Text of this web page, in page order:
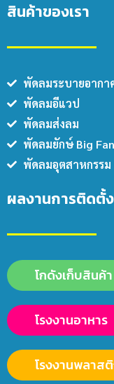
สินค้าของเรา
พัดลมระบายอากา
พัดลมอีแวป
พัดลมส่งลม
พัดลมยักษ์ Big Fan
พัดลมอุตสาหกรรม
ผลงานการติดตั้ง
โกดังเก็บสินค้า
โรงงานอาหาร
โรงงานพลาส